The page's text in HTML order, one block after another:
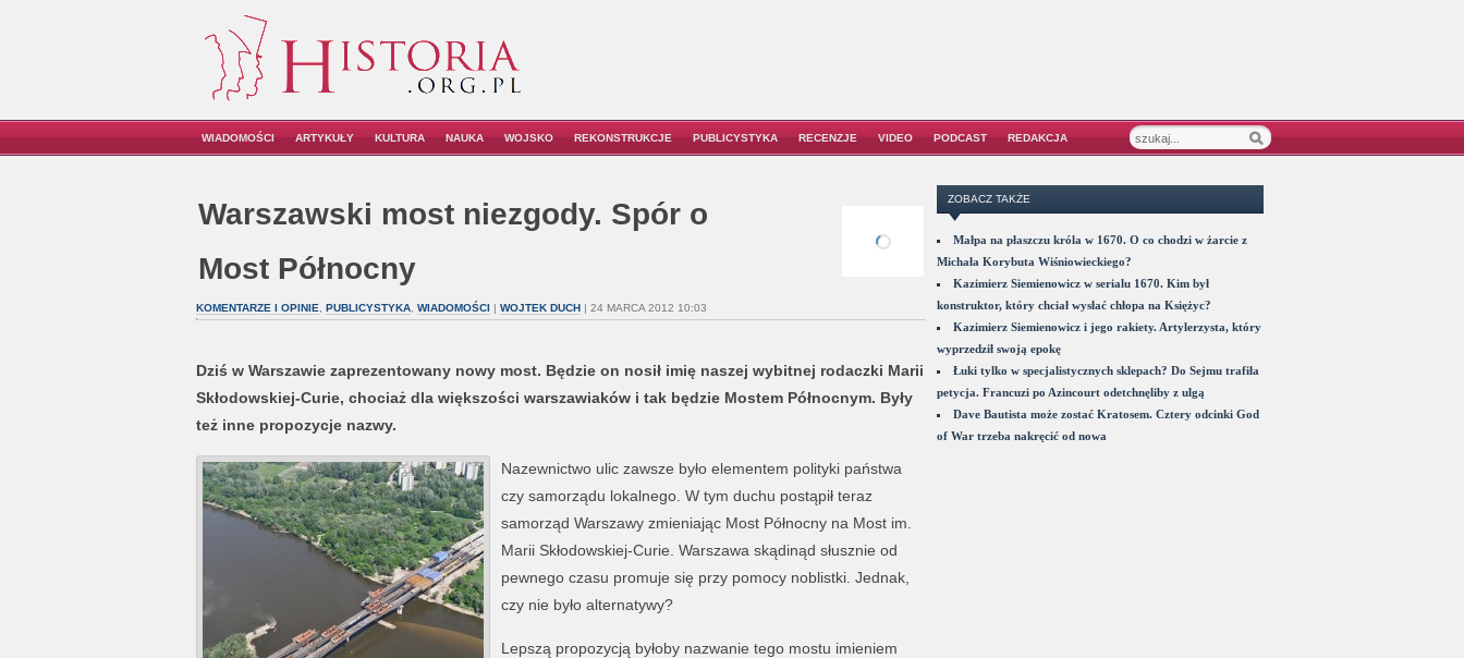
WIADOMOŚCI ARTYKUŁY KULTURA NAUKA WOJSKO REKONSTRUKCJE PUBLICYSTYKA RECENZJE VIDEO PODCAST REDAKCJA
Warszawski most niezgody. Spór o
Most Północny
KOMENTARZE I OPINIE PUBLICYSTYKA, WIADOMOŚCI| WOJTEK DUCH| 24 MARCA 2012 10:03
Dziś w Warszawie zaprezentowany nowy most. Będzie on nosił imię naszej wybitnej rodaczki Marii
Skłodowskiej-Curie, chociaż dla większości warszawiaków i tak będzie Mostem Północnym. Były
też inne propozycje nazwy.
Nazewnictwo ulic zawsze było elementem polityki państwa
czy samorządu lokalnego. W tym duchu postąpił teraz
samorząd Warszawy zmieniając Most Północny na Most im.
Marii Skłodowskiej-Curie. Warszawa skądinąd słusznie od
pewnego czasu promuje się przy pomocy noblistki. Jednak,
czy nie było alternatywy?
Lepszą propozycją byłoby nazwanie tego mostu imieniem
ZOBACZ TAKŻE
Małpa na płaszczu króla w 1670. O co chodzi w żarcie z
Michała Korybuta Wiśniowieckiego?
Kazimierz Siemienowicz w serialu 1670. Kim był
konstruktor, który chciał wysłać chłopa na Księżyc?
Kazimierz Siemienowicz i jego rakiety. Artylerzysta, który
wyprzedził swoją epokę
Łuki tylko w specjalistycznych sklepach? Do Sejmu trafiła
petycja. Francuzi po Azincourt odetchnęliby z ulgą
Dave Bautista może zostać Kratosem. Cztery odcinki God
of War trzeba nakręcić od nowa